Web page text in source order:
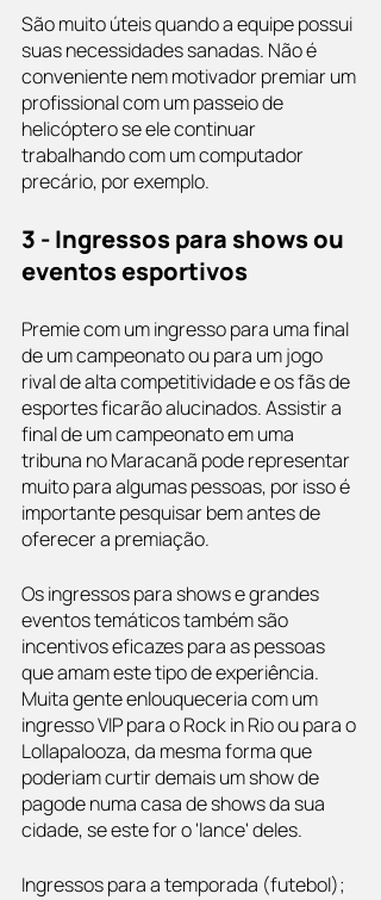
São muito úteis quando a equipe possui
suas necessidades sanadas. Não é
conveniente nem motivador premiar um
profissional com um passeio de
helicóptero se ele continuar
trabalhando com um computador
precário, por exemplo.
3 - Ingressos para shows ou
eventos esportivos
Premie com um ingresso para uma final
de um campeonato ou para um jogo
rival de alta competitividade e os fãs de
esportes ficarão alucinados. Assistir a
final de um campeonato em uma
tribuna no Maracanã pode representar
muito para algumas pessoas, por isso é
importante pesquisar bem antes de
oferecer a premiação.
Os ingressos para shows e grandes
eventos temáticos também são
incentivos eficazes para as pessoas
que amam este tipo de experiência.
Muita gente enlouqueceria com um
ingresso VIP para o Rock in Rio ou para o
Lollapalooza, da mesma forma que
poderiam curtir demais um show de
pagode numa casa de shows da sua
cidade, se este for o 'lance' deles.
Ingressos para a temporada (futebol);